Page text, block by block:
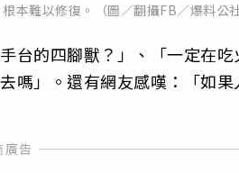
本難以修復。（圖／翻攝FB／爆料公社
台的四腳獸？」、「一定在吃
嗎」。還有網友感嘆：「如